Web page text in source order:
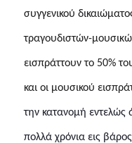
συγγενικού
τραγουδιστών-
εισπράττουν το 50%
και οι μουσικού
την κατανομή εντελώς
πολλά χρόνια εις